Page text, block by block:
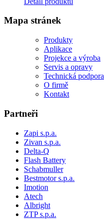
Mapa stránek
Produkty
Aplikace
Projekce a výroba
Servis a opravy
Technická podpora
O firmě
Kontakt
Partneři
Zapi s.p.a.
Zivan s.p.a.
Delta-Q
Flash Battery
Schabmuller
Bestmotor s.p.a.
Imotion
Atech
Albright
ZTP s.p.a.